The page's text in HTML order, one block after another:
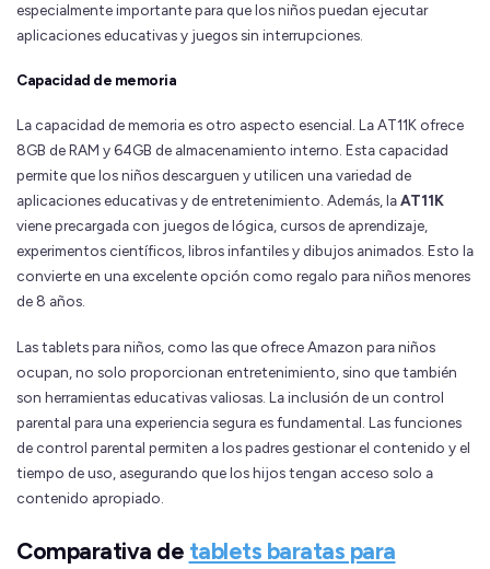
especialmente importante para que los niños puedan ejecutar
aplicaciones educativas y juegos sin interrupciones.
Capacidad de memoria
La capacidad de memoria es otro aspecto esencial. La AT11K ofrece
8GB de RAM y 64GB de almacenamiento interno. Esta capacidad
permite que los niños descarguen y utilicen una variedad de
aplicaciones educativas y de entretenimiento. Además, laAT11K
viene precargada con juegos de lógica, cursos de aprendizaje,
experimentos científicos, libros infantiles y dibujos animados. Esto la
convierte en una excelente opción como regalo para niños menores
de 8 años.
Las tablets para niños, como las que ofrece Amazon para niños
ocupan, no solo proporcionan entretenimiento, sino que también
son herramientas educativas valiosas. La inclusión de un control
parental para una experiencia segura es fundamental. Las funciones
de control parental permiten a los padres gestionar el contenido y el
tiempo de uso, asegurando que los hijos tengan acceso solo a
contenido apropiado.
Comparativa de tablets baratas para